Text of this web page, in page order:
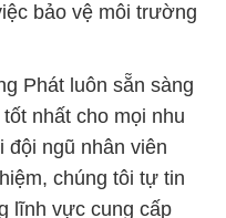
bảo vệ môi trường
Phát luôn sẵn sàng
nhất cho mọi nhu
đội ngũ nhân viên
chúng tôi tự tin
lĩnh vực cung cấp